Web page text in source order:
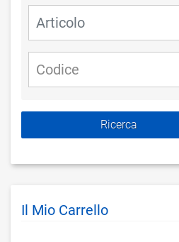
Il Mio Carrello